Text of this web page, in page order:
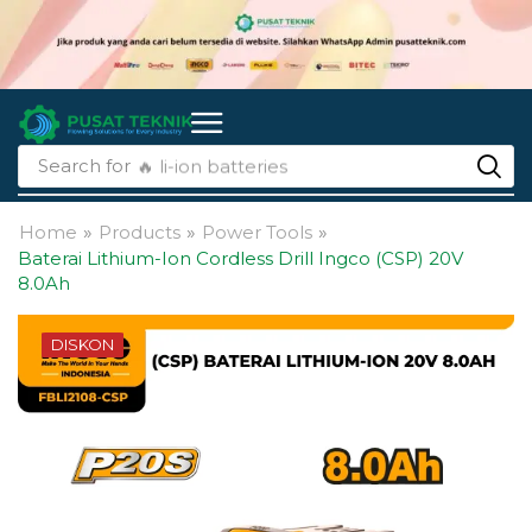
Search for 🔥 li-ion batteries
Home » Products » Power Tools »
Baterai Lithium-Ion Cordless Drill Ingco (CSP) 20V
8.0Ah
DISKON